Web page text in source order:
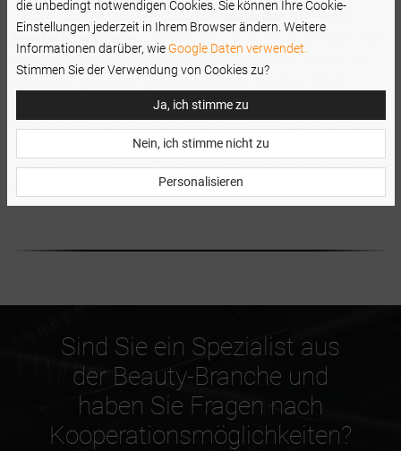
du sie haben möchtest. Dank der
Beschichtung
das Anbringen viel einfacher und angenehmer macht. Der
Applikator garantiert gleichbleibenden, präzisen Druck
während des Anbringens, sodass die Wimpern ganz
natürlich mit deinen Naturwimpern verschmelzen können.
gibt dir mehr Kontrolle über dein Wimpernstyling
sodass du in kürzester Zeit einen makellosen Look erzielen
Sind Sie ein Spezialist aus
der Beauty-Branche und
haben Sie Fragen nach
Kooperationsmöglichkeiten?
die unbedingt notwendigen Cookies. Sie können Ihre Cookie-
Einstellungen jederzeit in Ihrem Browser ändern. Weitere
Informationen darüber, wie Google Daten verwendet.
Stimmen Sie der Verwendung von Cookies zu?
Ja, ich stimme zu
Nein, ich stimme nicht zu
Personalisieren